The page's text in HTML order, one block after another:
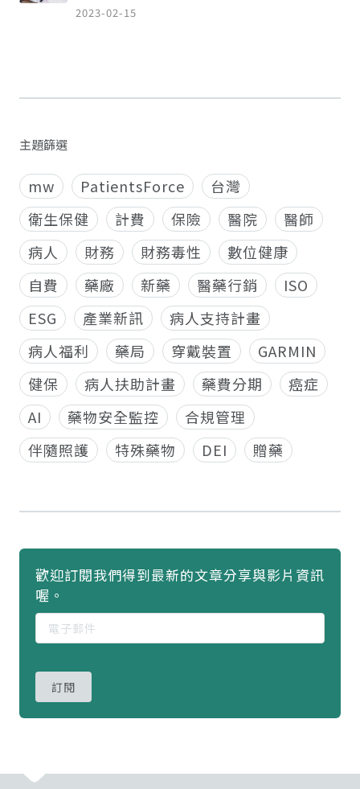
2023-02-15
主題篩選
mw PatientsForce
台灣
衛生保健
計費 保險 醫院
醫師
病人
財務 財務毒性
數位健康
自費
藥廠 新藥 醫藥行銷
ISO
ESG
產業新訊
病人支持計畫
病人福利
藥局 穿戴裝置
GARMIN
健保
病人扶助計畫 藥費分期
癌症
AI
藥物安全監控
合規管理
伴隨照護
特殊藥物 DEI 贈藥
歡迎訂閱我們得到最新的文章分享與影片資訊
喔。
訂閱